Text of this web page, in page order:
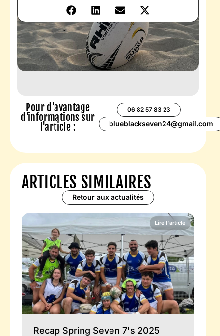
Pour d'avantage
d'informations sur
l'article :
06 82 57 83 23
blueblackseven24@gmail.com
ARTICLES SIMILAIRES
Retour aux actualités
Lire l'article
Recap Spring Seven 7's 2025